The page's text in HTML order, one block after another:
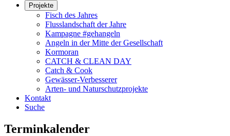
Projekte
Fisch des Jahres
Flusslandschaft der Jahre
Kampagne #gehangeln
Angeln in der Mitte der Gesellschaft
Kormoran
CATCH & CLEAN DAY
Catch & Cook
Gewässer-Verbesserer
Arten- und Naturschutzprojekte
Kontakt
Suche
Terminkalender